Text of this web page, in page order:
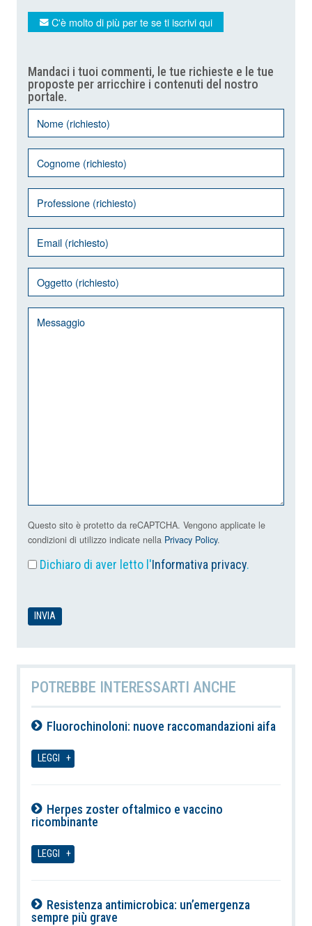
C'è molto di più per te se ti iscrivi qui
Mandaci i tuoi commenti, le tue richieste e le tue
proposte per arricchire i contenuti del nostro
portale.
Questo sito è protetto da reCAPTCHA. Vengono applicate le
condizioni di utilizzo indicate nella Privacy Policy.
Dichiaro di aver letto l'Informativa privacy.
POTREBBE INTERESSARTI ANCHE
Fluorochinoloni: nuove raccomandazioni aifa
LEGGI
Herpes zoster oftalmico e vaccino
ricombinante
LEGGI
Resistenza antimicrobica: un’emergenza
sempre più grave